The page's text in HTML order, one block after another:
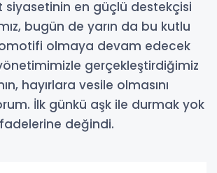
siyasetinin en güçlü destekçisi
bugün de yarın da bu kutlu
olmaya devam edecek
gerçekleştirdiğimiz
hayırlara vesile olmasını
İlk günkü aşk ile durmak yok
değindi.